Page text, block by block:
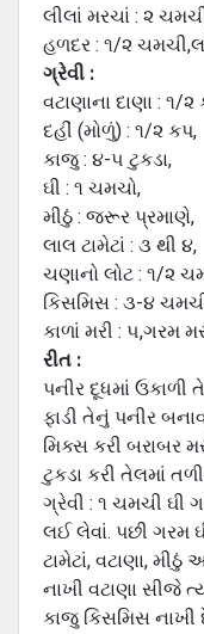
લીલાં મરચાં : ૨
હળદર : ૧/૨
ગ્રેવી :
વટાણાના દાણા : ૧/૨
દહીં (મોળું) : ૧/૨ કપ,
કાજુ : ૪-૫ ટુકડા,
ઘી : ૧ ચમચો,
મીઠું : જરૂર પ્રમાણે,
લાલ ટામેટાં : ૩ થી ૪,
ચણાનો લોટ : ૧/૨
કિસમિસ : ૩-૪
કાળાં મરી : ૫,ગરમ
રીત :
પનીર દૂધમાં ઉકાળી
ફાડી તેનું પનીર
મિક્સ કરી બરાબર
ટુકડા કરી તેલમાં
ગ્રેવી : ૧ ચમચી ઘી
લઈ લેવાં. પછી ગરમ
ટામેટાં, વટાણા, મીઠું
નાખી વટાણા સીજે
કાજુ કિસમિસ નાખી